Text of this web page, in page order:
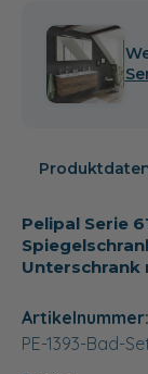
Pelipal Serie
Unterschrank
Artikelnummer:
PE-1393-Bad-